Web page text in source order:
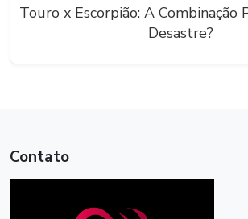
Touro x Escorpião: A Combinação
Desastre?
Contato